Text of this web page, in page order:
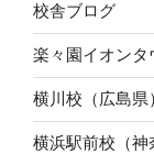
校舎ブログ
楽々園イオンタ
横川校（広島県
横浜駅前校（神